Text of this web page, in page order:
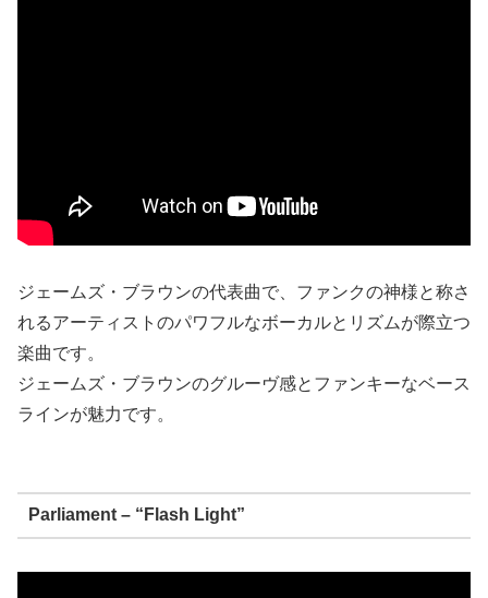
ジェームズ・ブラウンの代表曲で、ファンクの神様と称さ
れるアーティストのパワフルなボーカルとリズムが際立つ
楽曲です。
ジェームズ・ブラウンのグルーヴ感とファンキーなベース
ラインが魅力です。
Parliament – “Flash Light”